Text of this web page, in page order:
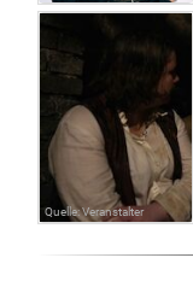
Quelle: Veranstalter